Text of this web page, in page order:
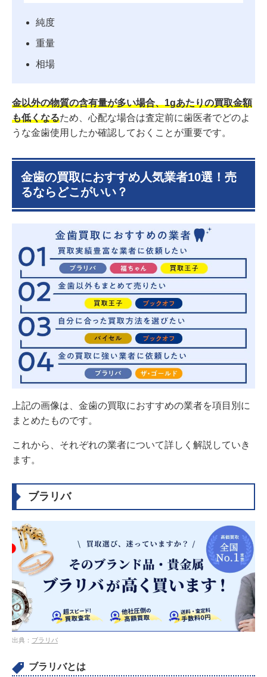
純度
重量
相場
金以外の物質の含有量が多い場合、1gあたりの買取金額
も低くなるため、心配な場合は査定前に歯医者でどのよ
うな金歯使用したか確認しておくことが重要です。
金歯の買取におすすめ人気業者10選！売
るならどこがいい？
上記の画像は、金歯の買取におすすめの業者を項目別に
まとめたものです。
これから、それぞれの業者について詳しく解説していき
ます。
ブラリバ
出典： ブラリバ
ブラリバとは